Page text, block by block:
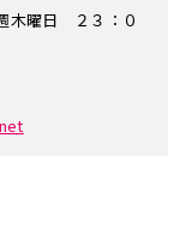
日 ２３：０